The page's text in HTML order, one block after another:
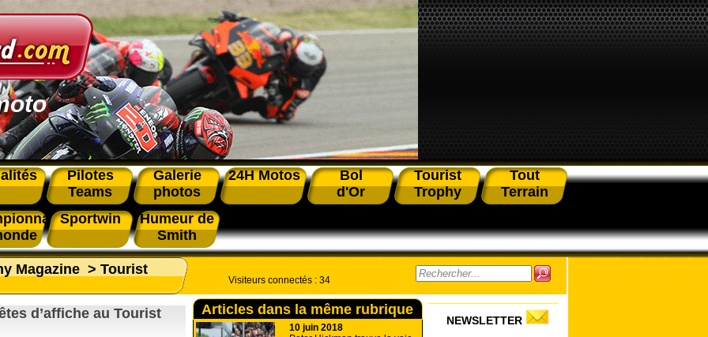
Pilotes
Teams
Galerie
photos
24H Motos
Bol
d'Or
Tourist
Trophy
Tout
Terrain
Sportwin
Humeur de
Smith
Magazine > Tourist
d’affiche au Tourist
Visiteurs connectés : 34
Articles dans la même rubrique
10 juin 2018
NEWSLETTER